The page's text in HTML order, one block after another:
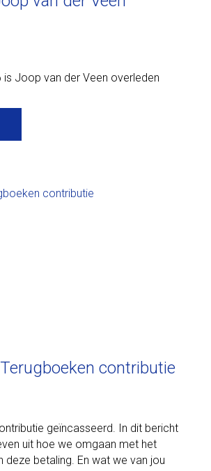
is Joop van der Veen overleden
contributie
geïncasseerd. In dit bericht
uit hoe we omgaan met het
deze betaling. En wat we van jou